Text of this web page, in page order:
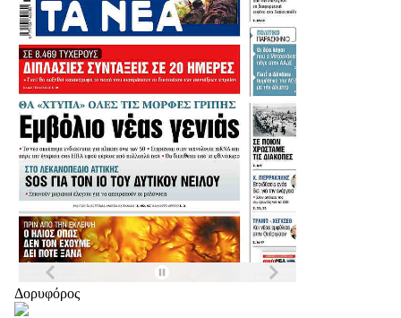
Δορυφόρος